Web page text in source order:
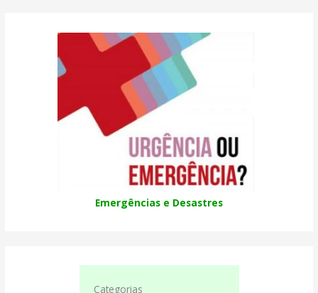
Emergências e Desastres
Categorias